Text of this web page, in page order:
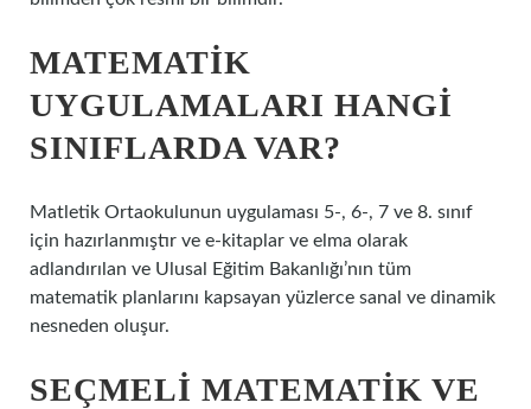
MATEMATIK
UYGULAMALARI HANGI
SINIFLARDA VAR?
Matletik Ortaokulunun uygulaması 5-, 6-, 7 ve 8. sınıf
için hazırlanmıştır ve e-kitaplar ve elma olarak
adlandırılan ve Ulusal Eğitim Bakanlığı’nın tüm
matematik planlarını kapsayan yüzlerce sanal ve dinamik
nesneden oluşur.
SEÇMELI MATEMATIK VE